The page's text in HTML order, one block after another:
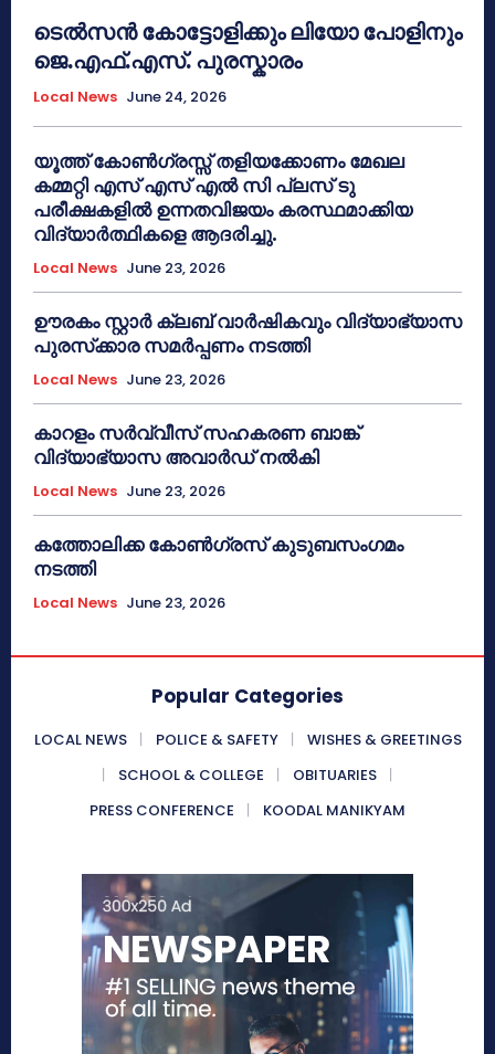
ടെൽസൻ കോട്ടോളിക്കും ലിയോ പോളിനും
ജെ.എഫ്.എസ്. പുരസ്കാരം
Local News June 24, 2026
യൂത്ത് കോൺഗ്രസ്സ് തളിയക്കോണം മേഖല
കമ്മറ്റി എസ് എസ് എൽ സി പ്ലസ് ടു
പരീക്ഷകളിൽ ഉന്നതവിജയം കരസ്ഥമാക്കിയ
വിദ്യാർത്ഥികളെ ആദരിച്ചു.
Local News June 23, 2026
ഊരകം സ്റ്റാർ ക്ലബ് വാർഷികവും വിദ്യാഭ്യാസ
പുരസ്‌ക്കാര സമർപ്പണം നടത്തി
Local News June 23, 2026
കാറളം സർവ്വീസ് സഹകരണ ബാങ്ക്
വിദ്യാഭ്യാസ അവാർഡ് നൽകി
Local News June 23, 2026
കത്തോലിക്ക കോൺഗ്രസ് കുടുബസംഗമം
നടത്തി
Local News June 23, 2026
Popular Categories
LOCAL NEWS POLICE & SAFETY
WISHES & GREETINGS
SCHOOL & COLLEGE
OBITUARIES
PRESS CONFERENCE
KOODAL MANIKYAM